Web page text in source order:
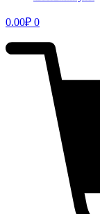
0.00₽ 0